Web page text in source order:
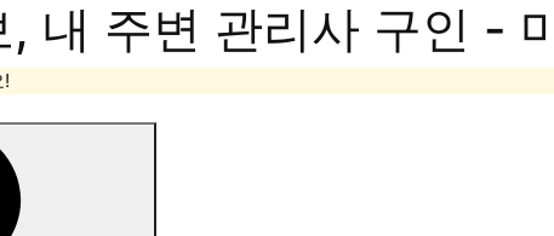
내 주변 관리사 구인 -
!